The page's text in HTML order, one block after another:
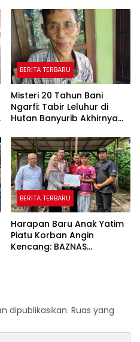
BERITA TERBARU
Misteri 20 Tahun Bani
Ngarfi: Tabir Leluhur di
Hutan Banyurib Akhirnya
BERITA TERBARU
Harapan Baru Anak Yatim
Piatu Korban Angin
Kencang: BAZNAS
dipublikasikan. Ruas yang